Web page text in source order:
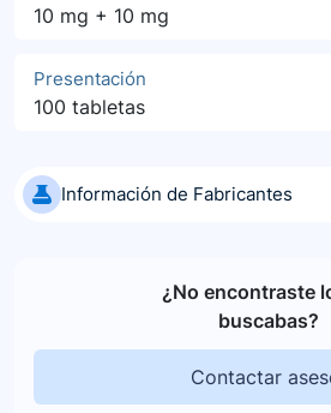
10 mg + 10 mg
Presentación
100 tabletas
Información de Fabricantes
¿No encontraste
buscabas?
Contactar